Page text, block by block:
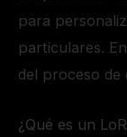
para
particulares.
del proceso de
¿Qué es un